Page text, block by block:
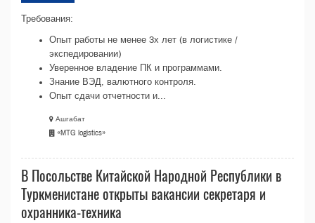
Требования:
Опыт работы не менее 3х лет (в логистике /
экспедировании)
Уверенное владение ПК и программами.
Знание ВЭД, валютного контроля.
Опыт сдачи отчетности и...
Ашгабат
«MTG logistics»
В Посольстве Китайской Народной Республики в
Туркменистане открыты вакансии секретаря и
охранника-техника